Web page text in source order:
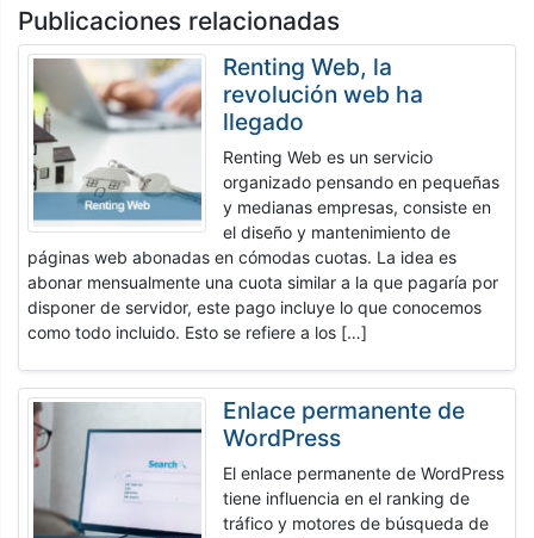
Publicaciones relacionadas
Renting Web, la
revolución web ha
llegado
Renting Web es un servicio
organizado pensando en pequeñas
y medianas empresas, consiste en
el diseño y mantenimiento de
páginas web abonadas en cómodas cuotas. La idea es
abonar mensualmente una cuota similar a la que pagaría por
disponer de servidor, este pago incluye lo que conocemos
como todo incluido. Esto se refiere a los […]
Enlace permanente de
WordPress
El enlace permanente de WordPress
tiene influencia en el ranking de
tráfico y motores de búsqueda de